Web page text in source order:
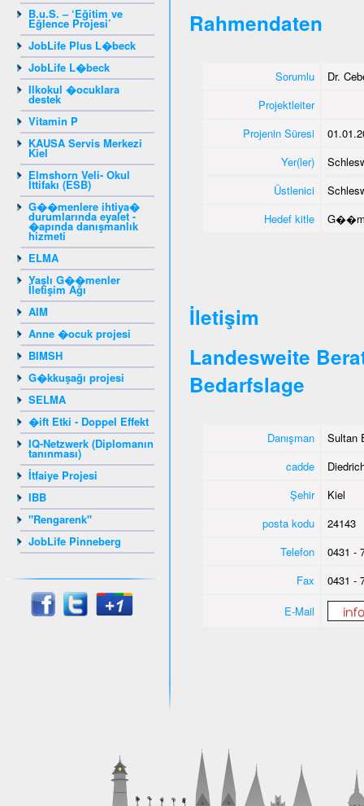
B.u.S. – ‘Eğitim ve
Eğlence Projesi’
JobLife Plus L�beck
JobLife L�beck
Ilkokul �ocuklara
destek
Vitamin P
KAUSA Servis Merkezi
Kiel
Elmshorn Veli- Okul
İttifakı (ESB)
G��menlere ihtiya�
durumlarında eyalet -
�apında danışmanlık
hizmeti
ELMA
Yaşlı G��menler
İletişim Ağı
AIM
Anne �ocuk projesi
BIMSH
G�kkuşağı projesi
SELMA
�ift Etki - Doppel Effekt
IQ-Netzwerk (Diplomanın
tanınması)
İtfaiye Projesi
IBB
"Rengarenk"
JobLife Pinneberg
Rahmendaten
Sorumlu
Dr.
Projektleiter
Projenin Süresi
Yer(ler)
Üstlenici
Hedef kitle
İletişim
Landesweite
Bedarfslage
Danışman
Sultan
cadde
Şehir
Kiel
posta kodu
24143
Telefon
0431 -
Fax
0431 -
E-Mail